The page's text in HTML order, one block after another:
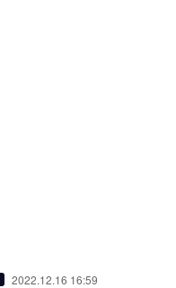
2022.12.16 16:59